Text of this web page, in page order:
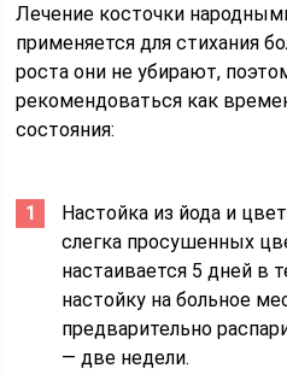
Лечение косточки
применяется для стихания
роста они не убирают,
рекомендоваться как
состояния:
Настойка из йода и
слегка просушенных
настаивается 5 дней в
настойку на больное
предварительно
— две недели.